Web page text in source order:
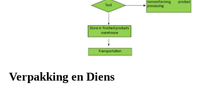
Verpakking en Diens